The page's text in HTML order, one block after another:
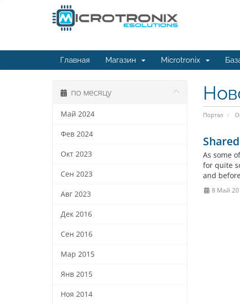
Главная Магазин Microtronix
Портал
по месяцу
Май 2024
Фев 2024
Окт 2023
Сен 2023
Авг 2023
Дек 2016
Сен 2016
Мар 2015
Янв 2015
Ноя 2014
As some
for quite
and
8 Май